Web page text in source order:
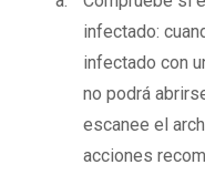
infectado:
infectado con
no podrá
escanee el
acciones